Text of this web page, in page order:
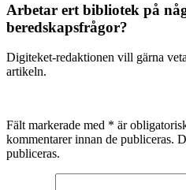
Arbetar ert bibliotek på
beredskapsfrågor?
Digiteket-redaktionen vill gärna
artikeln.
Fält markerade med * är
kommentarer innan de publiceras.
publiceras.